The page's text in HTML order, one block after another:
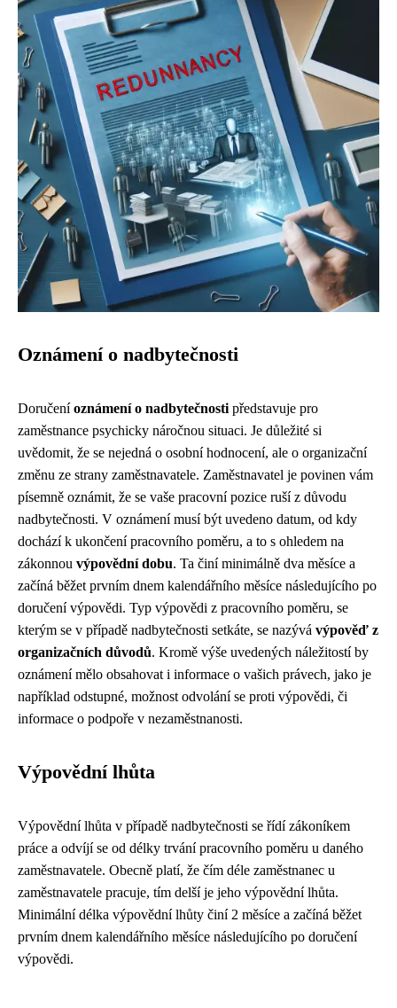
Oznámení o nadbytečnosti
Doručeníoznámení o nadbytečnosti představuje pro
zaměstnance psychicky náročnou situaci. Je důležité si
uvědomit, že se nejedná o osobní hodnocení, ale o organizační
změnu ze strany zaměstnavatele. Zaměstnavatel je povinen vám
písemně oznámit, že se vaše pracovní pozice ruší z důvodu
nadbytečnosti. V oznámení musí být uvedeno datum, od kdy
dochází k ukončení pracovního poměru, a to s ohledem na
zákonnou výpovědní dobu. Ta činí minimálně dva měsíce a
začíná běžet prvním dnem kalendářního měsíce následujícího po
doručení výpovědi. Typ výpovědi z pracovního poměru, se
kterým se v případě nadbytečnosti setkáte, se nazývá výpověď z
organizačních důvodů. Kromě výše uvedených náležitostí by
oznámení mělo obsahovat i informace o vašich právech, jako je
například odstupné, možnost odvolání se proti výpovědi, či
informace o podpoře v nezaměstnanosti.
Výpovědní lhůta
Výpovědní lhůta v případě nadbytečnosti se řídí zákoníkem
práce a odvíjí se od délky trvání pracovního poměru u daného
zaměstnavatele. Obecně platí, že čím déle zaměstnanec u
zaměstnavatele pracuje, tím delší je jeho výpovědní lhůta.
Minimální délka výpovědní lhůty činí 2 měsíce a začíná běžet
prvním dnem kalendářního měsíce následujícího po doručení
výpovědi.